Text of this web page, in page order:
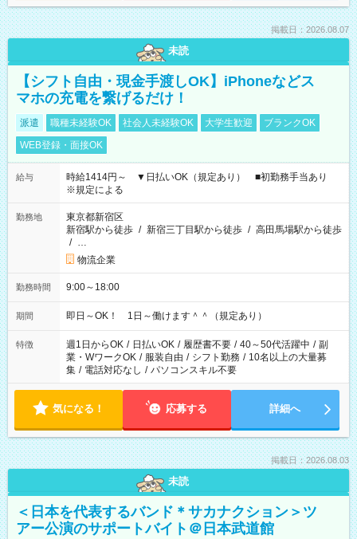
掲載日：2026.08.07
未読
【シフト自由・現金手渡しOK】iPhoneなどス
マホの充電を繋げるだけ！
派遣 職種未経験OK 社会人未経験OK 大学生歓迎
ブランクOK
WEB登録・面接OK
給与
時給1414円～ ▼日払いOK（規定あり） ■初勤務手当あり
※規定による
勤務地
東京都新宿区
新宿駅から徒歩 / 新宿三丁目駅から徒歩 / 高田馬場駅から徒歩
/ …
物流企業
勤務時間 9:00～18:00
期間 即日～OK！ 1日～働けます＾＾（規定あり）
特徴 週1日からOK / 日払いOK / 履歴書不要 / 40～50代活躍中 / 副
業・WワークOK / 服装自由 / シフト勤務 / 10名以上の大量募
集 / 電話対応なし / パソコンスキル不要
気になる！ 応募する 詳細へ
掲載日：2026.08.03
未読
＜日本を代表するバンド＊サカナクション＞ツ
アー公演のサポートバイト＠日本武道館